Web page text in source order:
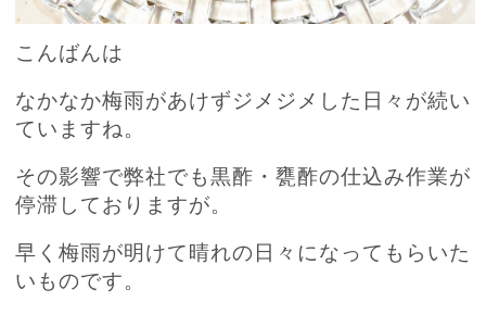
こんばんは
なかなか梅雨があけずジメジメした日々が続い
ていますね。
その影響で弊社でも黒酢・甕酢の仕込み作業が
停滞しておりますが。
早く梅雨が明けて晴れの日々になってもらいた
いものです。